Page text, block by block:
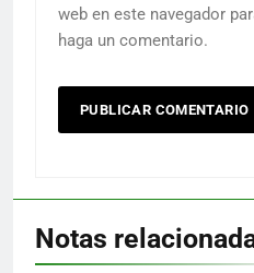
web en este navegador
haga un comentario.
Notas